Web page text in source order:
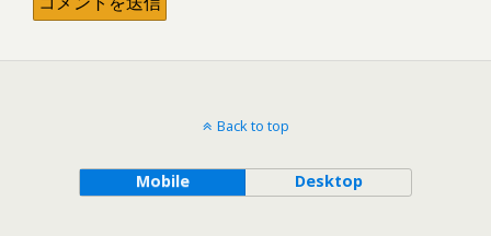
Back to top
Mobile Desktop